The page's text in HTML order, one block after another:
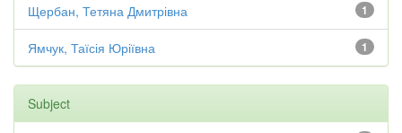
1
Щербан, Тетяна Дмитрівна
1
Ямчук, Таїсія Юріївна
Subject